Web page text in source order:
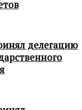
делегацию